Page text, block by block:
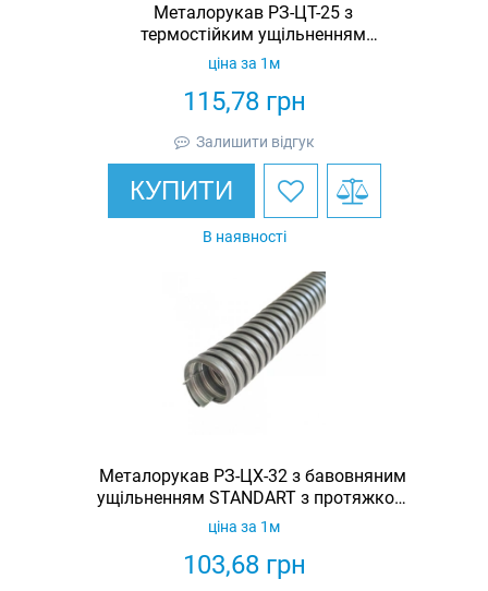
Металорукав РЗ-ЦТ-25 з
термостійким ущільненням
STANDART з протяжкою (бухта 25м)
115,78грн
ціна за 1м
Залишити відгук
КУПИТИ
В наявності
Металорукав РЗ-ЦХ-32 з бавовняним
ущільненням STANDART з протяжкою
(бухта 25м)
103,68грн
ціна за 1м